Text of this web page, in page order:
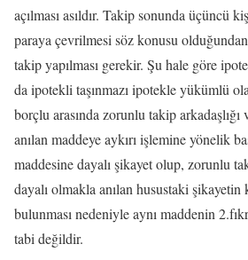
açılması asıldır. Takip sonunda üçüncü
paraya çevrilmesi söz konusu
takip yapılması gerekir. Şu hale göre
da ipotekli taşınmazı ipotekle yükümlü
borçlu arasında zorunlu takip
anılan maddeye aykırı işlemine yönelik
maddesine dayalı şikayet olup, zorunlu
dayalı olmakla anılan husustaki
bulunması nedeniyle aynı maddenin
tabi değildir.